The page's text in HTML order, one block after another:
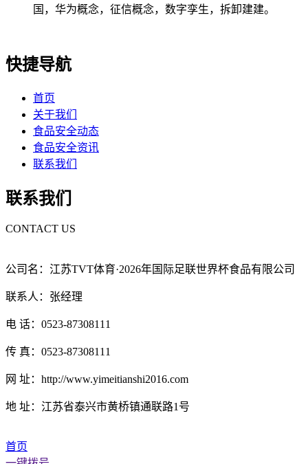
国，华为概念，征信概念，数字孪生，拆卸建建。
快捷导航
首页
关于我们
食品安全动态
食品安全资讯
联系我们
联系我们
CONTACT US
公司名：江苏TVT体育·2026年国际足联世界杯食品有限公司
联系人：张经理
电 话：0523-87308111
传 真：0523-87308111
网 址：http://www.yimeitianshi2016.com
地 址：江苏省泰兴市黄桥镇通联路1号
首页